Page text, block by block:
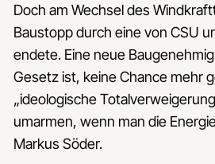
Doch am Wechsel des
Baustopp durch eine von CSU
endete. Eine neue
Gesetz ist, keine Chance mehr
„ideologische
umarmen, wenn man die
Markus Söder.